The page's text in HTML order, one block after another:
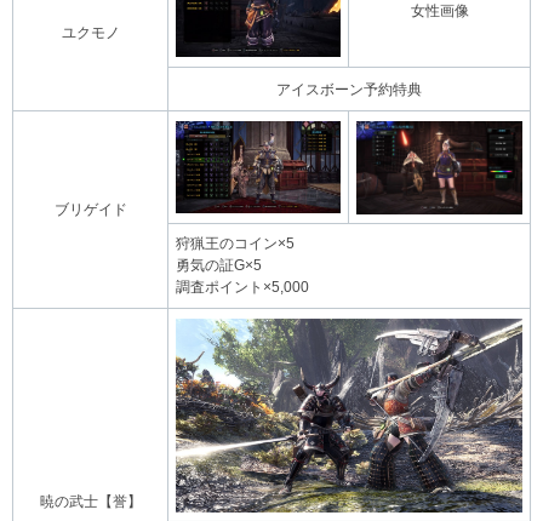
ユクモノ
女性画像
アイスボーン予約特典
ブリゲイド
狩猟王のコイン×5
勇気の証G×5
調査ポイント×5,000
暁の武士【誉】